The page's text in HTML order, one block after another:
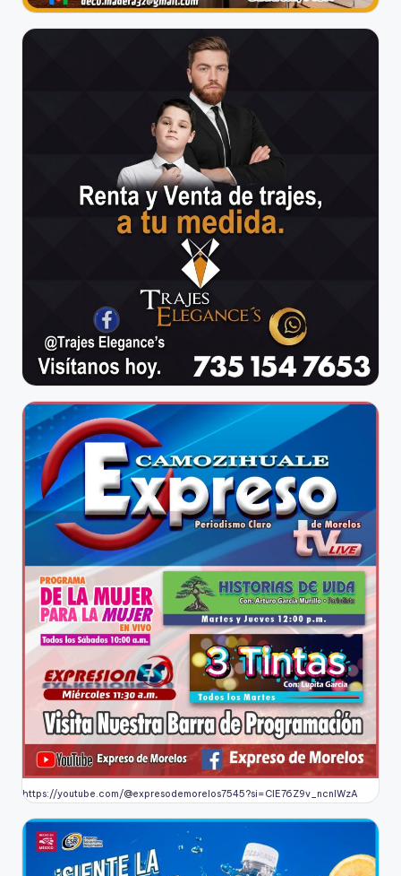
https://youtube.com/@expresodemorelos7545?si=CIE76Z9v_ncnlWzA